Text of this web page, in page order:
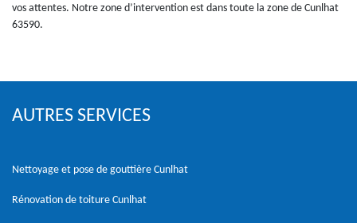
vos attentes. Notre zone d’intervention est dans toute la zone de Cunlhat
63590.
AUTRES SERVICES
Nettoyage et pose de gouttière Cunlhat
Rénovation de toiture Cunlhat